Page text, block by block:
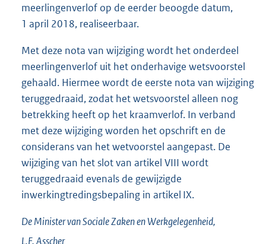
meerlingenverlof op de eerder beoogde datum,
1 april 2018, realiseerbaar.
Met deze nota van wijziging wordt het onderdeel
meerlingenverlof uit het onderhavige wetsvoorstel
gehaald. Hiermee wordt de eerste nota van wijziging
teruggedraaid, zodat het wetsvoorstel alleen nog
betrekking heeft op het kraamverlof. In verband
met deze wijziging worden het opschrift en de
considerans van het wetvoorstel aangepast. De
wijziging van het slot van artikel VIII wordt
teruggedraaid evenals de gewijzigde
inwerkingtredingsbepaling in artikel IX.
De Minister van Sociale Zaken en Werkgelegenheid,
L.F.Asscher